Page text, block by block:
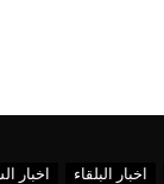
اخبار البلقاء اخبار